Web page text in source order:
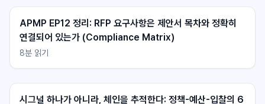
APMP EP12 정리: RFP 요구사항은 제안서 목차와 정확히
연결되어 있는가 (Compliance Matrix)
8분 읽기
시그널 하나가 아니라, 체인을 추적한다: 정책-예산-입찰의 6